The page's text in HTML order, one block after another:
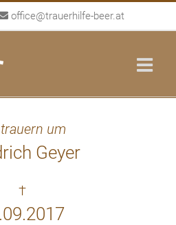
office@trauerhilfe-beer.at
um
Geyer
†